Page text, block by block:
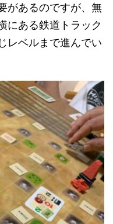
があるのですが、無
にある鉄道トラック
レベルまで進んでい